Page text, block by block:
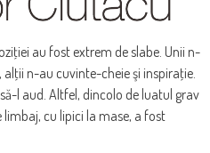
au fost extrem de slabe. Unii n-
alţii n-au cuvinte-cheie şi inspiraţie.
l aud. Altfel, dincolo de luatul grav
cu lipici la mase, a fost